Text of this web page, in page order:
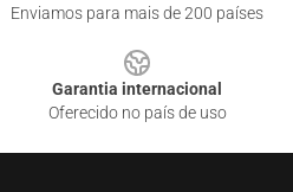
Enviamos para mais de 200 países
Garantia internacional
Oferecido no país de uso